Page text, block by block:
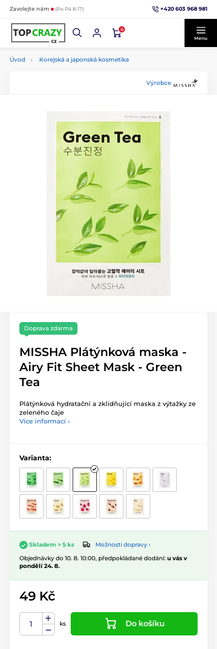
Zavolejte nám (Po-Pá 8-17) +420 603 968 981
0
Menu
Úvod Korejská a japonská kosmetika
Výrobce
Doprava zdarma
MISSHA Plátýnková maska -
Airy Fit Sheet Mask - Green
Tea
Plátýnková hydratační a zklidňující maska z výtažky ze
zeleného čaje
Více informací ›
Varianta:
Skladem > 5 ks
Možnosti dopravy ›
Objednávky do 10. 8. 10:00, předpokládané dodání: u vás v
pondělí 24. 8.
49 Kč
ks Do košíku